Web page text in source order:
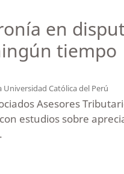
en
tiempo
Universidad Católica del Perú
Asesores
estudios sobre